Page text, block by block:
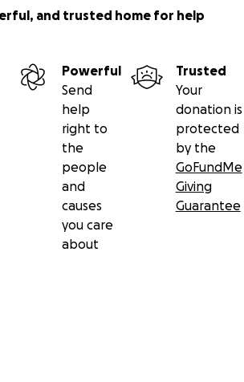
and trusted home for help
Powerful
Send
help
right to
the
people
and
causes
you care
about
Trusted
Your
donation is
protected
by the
GoFundMe
Giving
Guarantee